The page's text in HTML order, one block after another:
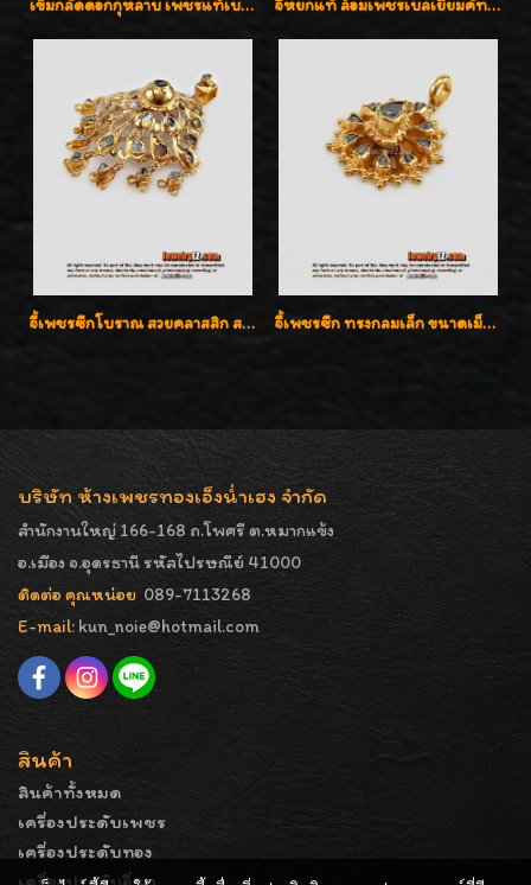
เข็มกลัดดอกกุหลาบ เพชรแท้เบลเยี่ยมคัต งานปราณีตค่ะ จี้หยกแท้ ล้อมเพชรเบลเยี่ยมคัท ราคาพิเศษไม่แพงค่ะ
จี้เพชรซีกโบราณ สวยคลาสสิก สภาพสมบูรณ์สุดๆค่ะ จี้เพชรซีก ทรงกลมเล็ก ขนาดเม็ดกระดุม สวยๆ
บริษัท ห้างเพชรทองเอ็งน่ำเฮง จำกัด
สำนักงานใหญ่ 166-168 ถ.โพศรี ต.หมากแข้ง
อ.เมือง จ.อุดรธานี รหัสไปรษณีย์ 41000
ติดต่อ คุณหน่อย 089-7113268
E-mail: kun_noie@hotmail.com
สินค้า
สินค้าทั้งหมด
เครื่องประดับเพชร
เครื่องประดับทอง
เครื่องประดับอื่นๆ